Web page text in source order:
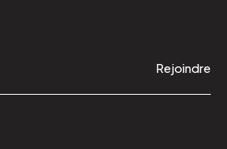
Rejoindre